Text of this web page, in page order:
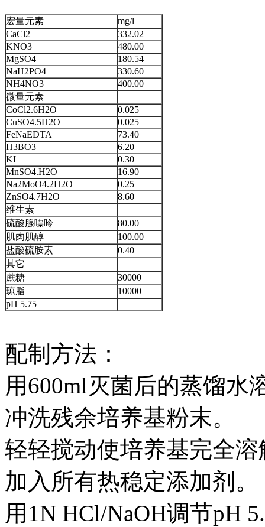
宏量元素
mg/l
CaCl2
332.02
KNO3
480.00
MgSO4
180.54
NaH2PO4
330.60
NH4NO3
400.00
微量元素
CoCl2.6H2O
0.025
CuSO4.5H2O
0.025
FeNaEDTA
73.40
H3BO3
6.20
KI
0.30
MnSO4.H2O
16.90
Na2MoO4.2H2O
0.25
ZnSO4.7H2O
8.60
维生素
硫酸腺嘌呤
80.00
肌肉肌醇
100.00
盐酸硫胺素
0.40
其它
蔗糖
30000
琼脂
10000
pH 5.75
配制方法：
用600ml灭菌后的蒸馏水
冲洗残余培养基粉末。
轻轻搅动使培养基完全溶
加入所有热稳定添加剂。
用1N HCl/NaOH调节pH